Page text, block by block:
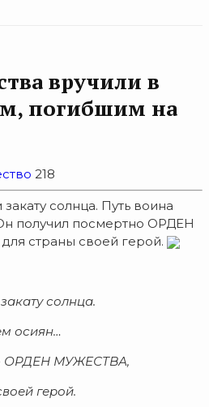
вручили в
погибшим на
218
солнца. Путь воина
получил посмертно ОРДЕН
страны своей герой.
солнца.
осиян…
ОРДЕН МУЖЕСТВА,
герой.